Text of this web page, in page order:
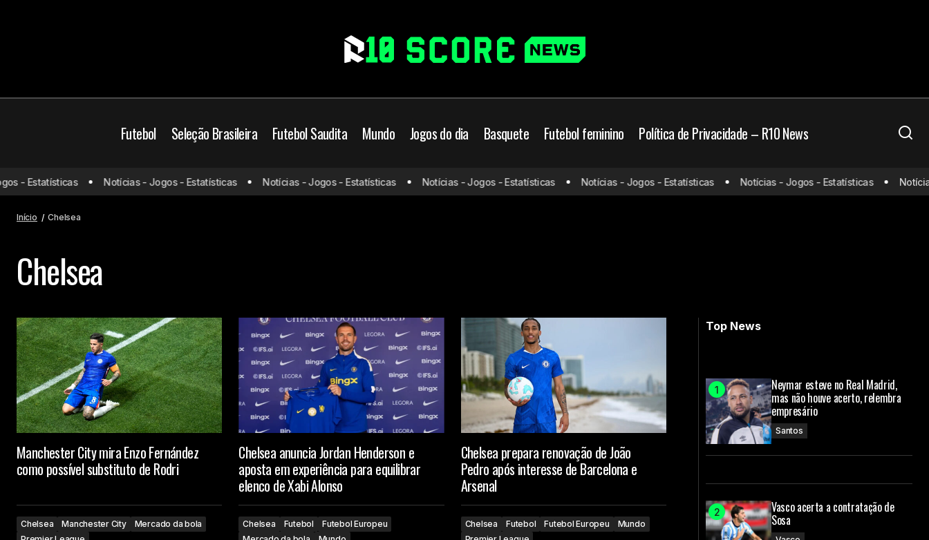
Futebol Seleção Brasileira Futebol Saudita Mundo Jogos do dia Basquete Futebol feminino Política de Privacidade – R10 News
- Estatísticas Notícias - Jogos - Estatísticas Notícias - Jogos - Estatísticas Notícias - Jogos - Estatísticas Notícias - Jogos - Estatísticas Notícias - Jogos - Estatísticas
Início Chelsea
Chelsea
Manchester City mira Enzo Fernández
como possível substituto de Rodri
Chelsea Manchester City
Mercado da bola
Chelsea anuncia Jordan Henderson e
aposta em experiência para equilibrar
elenco de Xabi Alonso
Chelsea Futebol
Futebol Europeu
Chelsea prepara renovação de João
Pedro após interesse de Barcelona e
Arsenal
Chelsea Futebol Futebol Europeu
Mundo
Top News
Neymar esteve no Real Madrid,
mas não houve acerto, relembra
empresário
Santos
Vasco acerta a contratação de
Sosa